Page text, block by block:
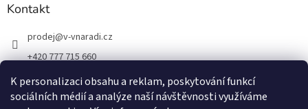
K personalizaci obsahu a reklam, poskytování funkcí
sociálních médií a analýze naší návštěvnosti využíváme
Kontakt
prodej@v-vnaradi.cz
+420 777 715 660